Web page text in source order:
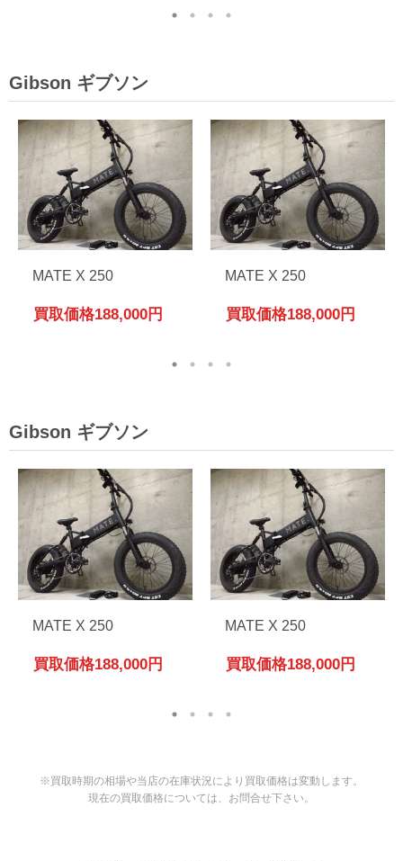
Gibson ギブソン
MATE X 250
買取価格188,000円
MATE X 250
買取価格188,000円
Gibson ギブソン
MATE X 250
買取価格188,000円
MATE X 250
買取価格188,000円
※買取時期の相場や当店の在庫状況により買取価格は変動します。
現在の買取価格については、お問合せ下さい。